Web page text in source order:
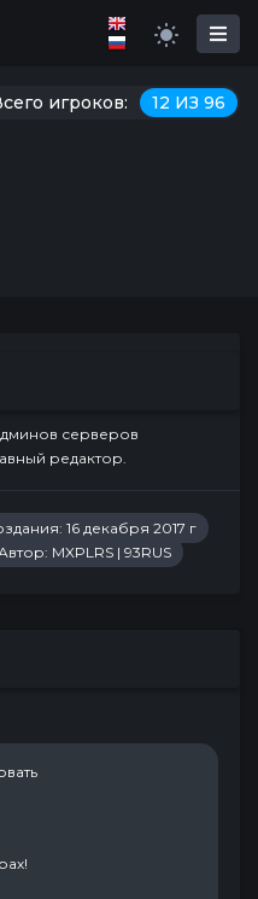
игроков: 12 ИЗ 96
серверов
редактор.
16 декабря 2017 г
MXPLRS | 93RUS